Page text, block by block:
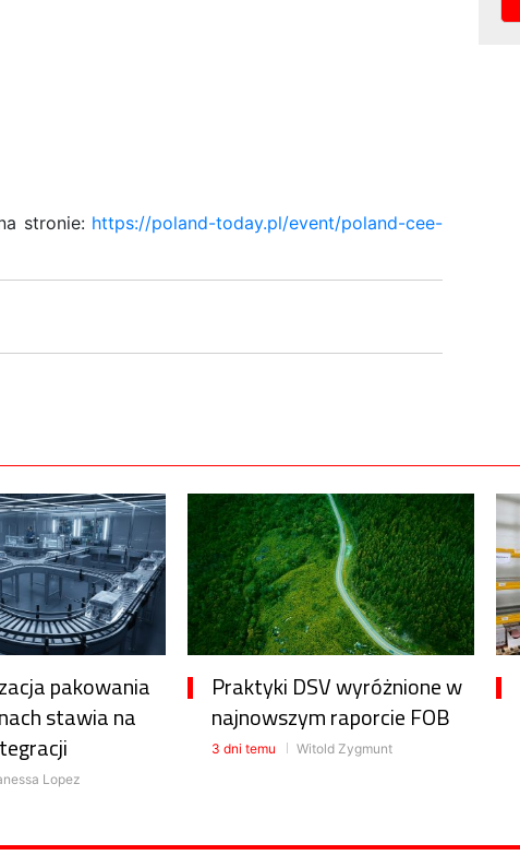
stronie: https://poland-today.pl/event/poland-cee-
pakowania
stawia na
Lopez
Praktyki DSV wyróżnione w
najnowszym raporcie FOB
3 dni temu Witold Zygmunt